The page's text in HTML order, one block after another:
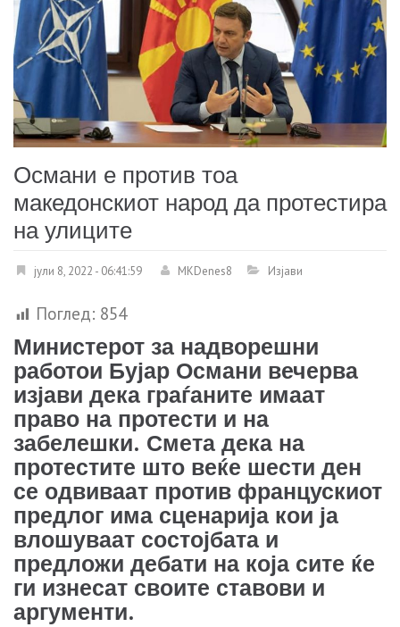
Османи е против тоа
македонскиот народ да протестира
на улиците
јули 8, 2022 - 06:41:59 MKDenes8 Изјави
Поглед: 854
Министерот за надворешни
работои Бујар Османи вечерва
изјави дека граѓаните имаат
право на протести и на
забелешки. Смета дека на
протестите што веќе шести ден
се одвиваат против францускиот
предлог има сценарија кои ја
влошуваат состојбата и
предложи дебати на која сите ќе
ги изнесат своите ставови и
аргументи.